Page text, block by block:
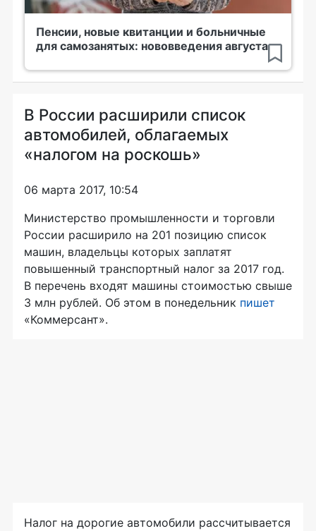
Пенсии, новые квитанции и больничные
для самозанятых: нововведения августа
В России расширили список
автомобилей, облагаемых
«налогом на роскошь»
06 марта 2017, 10:54
Министерство промышленности и торговли
России расширило на 201 позицию список
машин, владельцы которых заплатят
повышенный транспортный налог за 2017 год.
В перечень входят машины стоимостью свыше
3 млн рублей. Об этом в понедельник пишет
«Коммерсант».
Налог на дорогие автомобили рассчитывается